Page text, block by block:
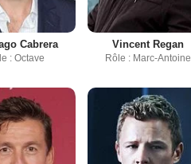
Cabrera
: Octave
Vincent Regan
Rôle : Marc-Antoine